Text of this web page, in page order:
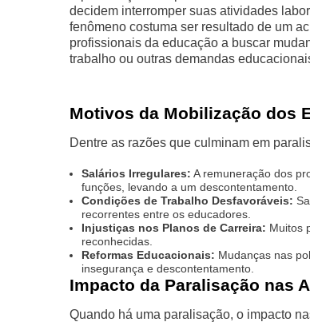
decidem interromper suas atividades
fenômeno costuma ser resultado de um
profissionais da educação a buscar
trabalho ou outras demandas
Motivos da Mobilização dos
Dentre as razões que culminam em
Salários Irregulares: A remuneração dos
funções, levando a um descontentamento.
Condições de Trabalho Desfavoráveis:
recorrentes entre os educadores.
Injustiças nos Planos de Carreira: Muitos
reconhecidas.
Reformas Educacionais: Mudanças nas
insegurança e descontentamento.
Impacto da Paralisação nas
Quando há uma paralisação, o impacto